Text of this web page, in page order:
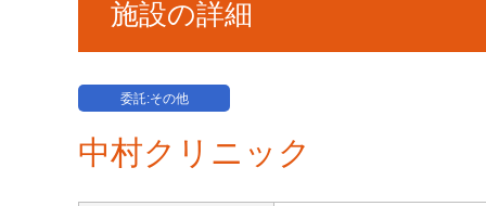
施設の詳細
委託:その他
中村クリニック